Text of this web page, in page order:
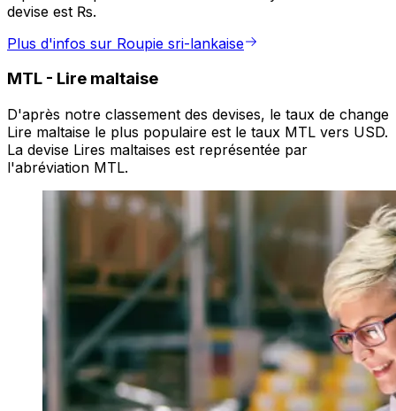
devise est ₨.
Plus d'infos sur Roupie sri-lankaise
MTL - Lire maltaise
D'après notre classement des devises, le taux de change
Lire maltaise le plus populaire est le taux MTL vers USD.
La devise Lires maltaises est représentée par
l'abréviation MTL.